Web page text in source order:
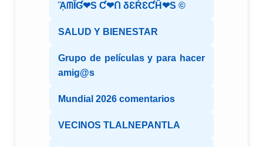
ᾋᗰĪƓ❤S Ƈ❤ᑎ δƐŔƐƇĤ❤S ©️
SALUD Y BIENESTAR
Grupo de películas y para hacer
amig@s
Mundial 2026 comentarios
VECINOS TLALNEPANTLA